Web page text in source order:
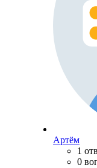
Артём
1
0